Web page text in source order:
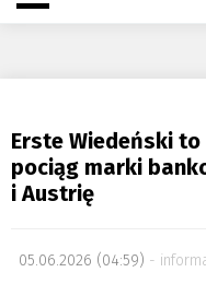
Erste Wiedeński
pociąg marki
i Austrię
05.06.2026 (04:59)